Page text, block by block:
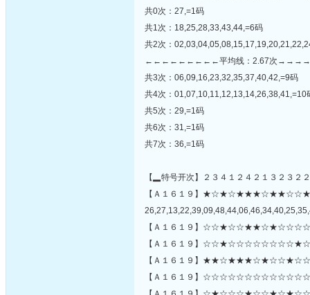
共0次：27,=1码
共1次：18,25,28,33,43,44,=6码
共2次：
←←←←←←←←←平均线：2.67次
共3次：06,09,16,23,32,35,37,40,42,=9码
共4次：01,07,10,11,12,13,14,26,38,41,=10
共5次：29,=1码
共6次：31,=1码
共7次：36,=1码
【▂特号开次】２３４１２４２１３２３２
【Ａ１６１９】
【Ａ１６１９】
【Ａ１６１９】
【Ａ１６１９】
【Ａ１６１９】